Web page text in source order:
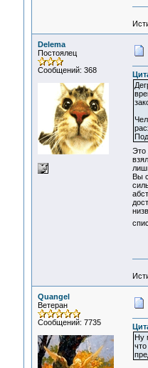
Delema
Постоялец
Сообщений: 368
Это
Вы
Quangel
Ветеран
Сообщений: 7735
Ну